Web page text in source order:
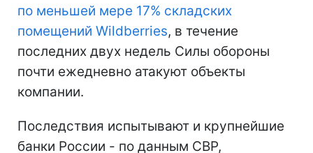
по меньшей мере 17% складских
помещений Wildberries, в течение
последних двух недель Силы обороны
почти ежедневно атакуют объекты
компании.
Последствия испытывают и крупнейшие
банки России - по данным СВР,